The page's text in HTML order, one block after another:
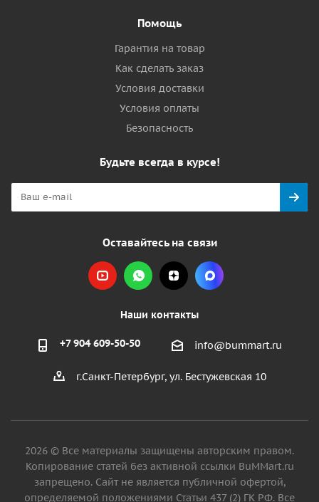
Помощь
Гарантия на товар
Как сделать заказ
Условия доставки
Условия оплаты
Безопасность
Будьте всегда в курсе!
Оставайтесь на связи
Наши контакты
+7 904 609-50-50 info@bummart.ru
г.Санкт-Петербург, ул. Бестужевская 10
2026 © Все материалы защищены авторским правом.
Копирование статей без активной ссылки BuMMart.ru
запрещено. Сайт не является публичной офертой,
определяемой положениями Статьи 437 (2) ГК РФ. Все